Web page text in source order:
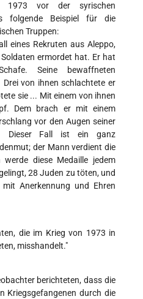
1973 vor der syrischen
folgende Beispiel für die
Truppen:
eines Rekruten aus Aleppo,
ermordet hat. Er hat
Seine bewaffneten
Drei von ihnen schlachtete er
sie ... Mit einem von ihnen
Dem brach er mit einem
vor den Augen seiner
Dieser Fall ist ein ganz
der Mann verdient die
diese Medaille jedem
28 Juden zu töten, und
Anerkennung und Ehren
die im Krieg von 1973 in
misshandelt."
berichteten, dass die
Kriegsgefangenen durch die